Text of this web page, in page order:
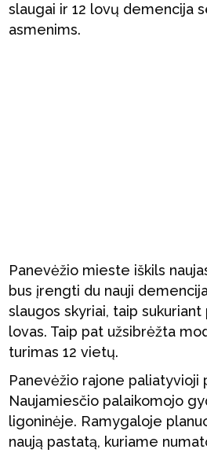
slaugai ir 12 lovų demencija
asmenims.
Panevėžio mieste iškils
bus įrengti du nauji
slaugos skyriai, taip
lovas. Taip pat užsibrėžta
turimas 12 vietų.
Panevėžio rajone paliatyvioji
Naujamiesčio palaikomojo
ligoninėje. Ramygaloje
naują pastatą, kuriame